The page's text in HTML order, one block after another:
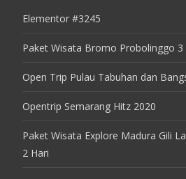
Elementor #3245
Paket Wisata Bromo Probolinggo 3
Open Trip Pulau Tabuhan dan
Opentrip Semarang Hitz 2020
Paket Wisata Explore Madura Gili
2 Hari